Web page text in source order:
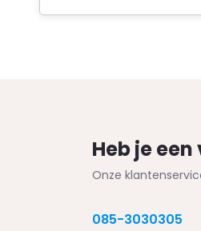
Heb je
Onze
085-3030305